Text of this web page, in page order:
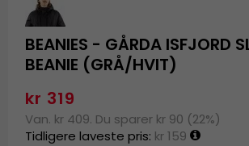
BEANIES - GÅRDA ISFJORD
BEANIE (GRÅ/HVIT)
kr 319
Van. kr 409. Du sparer kr 90 (22%)
Tidligere laveste pris: kr 159